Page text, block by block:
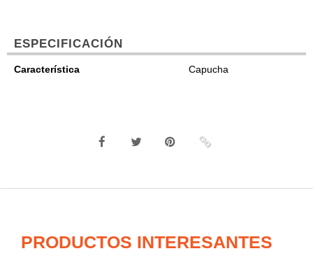
ESPECIFICACIÓN
Característica Capucha
PRODUCTOS INTERESANTES